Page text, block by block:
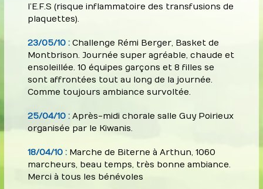
l’E.F.S (risque inflammatoire des transfusions de
plaquettes).
23/05/10 : Challenge Rémi Berger, Basket de
Montbrison. Journée super agréable, chaude et
ensoleillée. 10 équipes garçons et 8 filles se
sont affrontées tout au long de la journée.
Comme toujours ambiance survoltée.
25/04/10 : Après-midi chorale salle Guy Poirieux
organisée par le Kiwanis.
18/04/10 : Marche de Biterne à Arthun, 1060
marcheurs, beau temps, très bonne ambiance.
Merci à tous les bénévoles